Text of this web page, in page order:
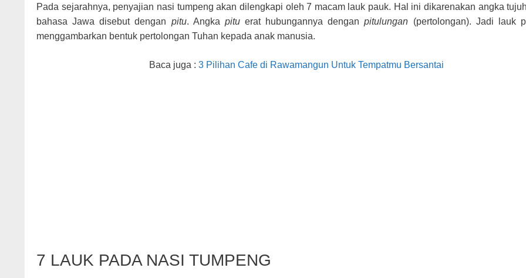
Pada sejarahnya, penyajian nasi tumpeng akan dilengkapi oleh 7 macam lauk pauk. Hal ini dikarenakan angka
bahasa Jawa disebut dengan pitu. Angka pituerat hubungannya denganpitulungan (pertolongan). Jadi lauk
menggambarkan bentuk pertolongan Tuhan kepada anak manusia.
Baca juga : 3 Pilihan Cafe di Rawamangun Untuk Tempatmu Bersantai
7 LAUK PADA NASI TUMPENG